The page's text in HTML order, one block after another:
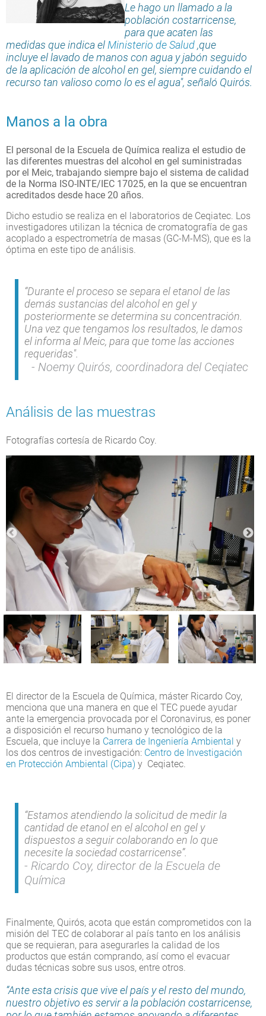
Le hago un llamado a la
población costarricense,
para que acaten las
medidas que indica elMinisterio de Salud,que
incluye el lavado de manos con agua y jabón seguido
de la aplicación de alcohol en gel, siempre cuidando el
recurso tan valioso como lo es el agua", señaló Quirós.
Manos a la obra
El personal de la Escuela de Química realiza el estudio de
las diferentes muestras del alcohol en gel suministradas
por el Meic, trabajando siempre bajo el sistema de calidad
de la Norma ISO-INTE/IEC 17025, en la que se encuentran
acreditados desde hace 20 años.
Dicho estudio se realiza en el laboratorios de Ceqiatec. Los
investigadores utilizan la técnica de cromatografía de gas
acoplado a espectrometría de masas (GC-M-MS), que es la
óptima en este tipo de análisis.
“Durante el proceso se separa el etanol de las
demás sustancias del alcohol en gel y
posteriormente se determina su concentración.
Una vez que tengamos los resultados, le damos
el informa al Meic, para que tome las acciones
requeridas".
Noemy Quirós, coordinadora del Ceqiatec
Análisis de las muestras
Fotografías cortesía de Ricardo Coy.
El director de la Escuela de Química, máster Ricardo Coy,
menciona que una manera en que el TEC puede ayudar
ante la emergencia provocada por el Coronavirus, es poner
a disposición el recurso humano y tecnológico de la
Escuela, que incluye la Carrera de Ingeniería Ambiental y
los dos centros de investigación: Centro de Investigación
en Protección Ambiental (Cipa) y Ceqiatec.
“Estamos atendiendo la solicitud de medir la
cantidad de etanol en el alcohol en gel y
dispuestos a seguir colaborando en lo que
necesite la sociedad costarricense”.
Ricardo Coy, director de la Escuela de
Química
Finalmente, Quirós, acota que están comprometidos con la
misión del TEC de colaborar al país tanto en los análisis
que se requieran, para asegurarles la calidad de los
productos que están comprando, así como el evacuar
dudas técnicas sobre sus usos, entre otros.
“Ante esta crisis que vive el país y el resto del mundo,
nuestro objetivo es servir a la población costarricense,